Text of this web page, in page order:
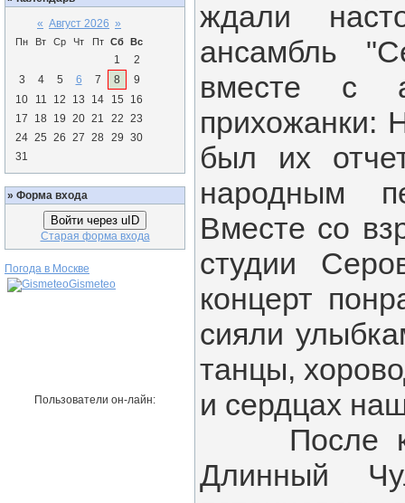
« Август 2026 »
Пн Вт Ср Чт Пт Сб Вс
1
2
3
4 5 6 7 8
9
10
11 12 13 14 15
16
17
18 19 20 21 22 23
24 25 26 27 28 29 30
31
» Форма входа
Войти через uID
Старая форма входа
Погода в Москве
Gismeteo
Пользователи он-лайн:
ждали
ансамбль
вместе с
прихожанки:
был их
народным
Вместе со
студии
концерт
сияли
танцы,
и сердцах
После
Длинный